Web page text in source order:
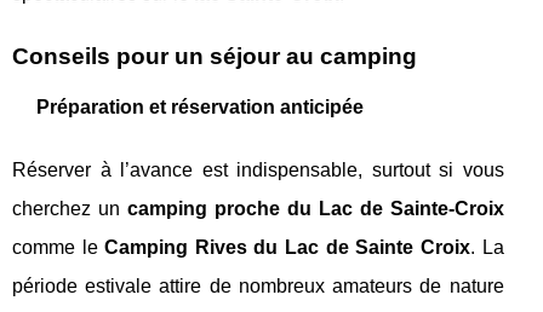
Conseils pour un séjour au camping
Préparation et réservation anticipée
Réserver à l’avance est indispensable, surtout si vous
cherchez un camping proche du Lac de Sainte-Croix
comme leCamping Rives du Lac de Sainte Croix. La
période estivale attire de nombreux amateurs de nature